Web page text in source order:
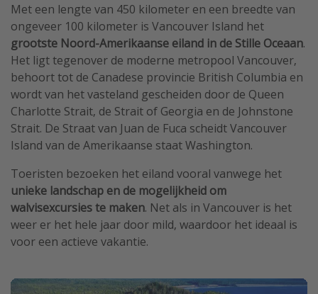
Met een lengte van 450 kilometer en een breedte van
ongeveer 100 kilometer is Vancouver Island het
grootste Noord-Amerikaanse eiland in de Stille Oceaan.
Het ligt tegenover de moderne metropool Vancouver,
behoort tot de Canadese provincie British Columbia en
wordt van het vasteland gescheiden door de Queen
Charlotte Strait, de Strait of Georgia en de Johnstone
Strait. De Straat van Juan de Fuca scheidt Vancouver
Island van de Amerikaanse staat Washington.
Toeristen bezoeken het eiland vooral vanwege het
unieke landschap en de mogelijkheid om
walvisexcursies te maken. Net als in Vancouver is het
weer er het hele jaar door mild, waardoor het ideaal is
voor een actieve vakantie.